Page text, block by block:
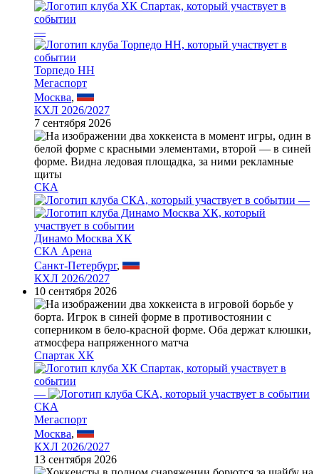
—
Торпедо НН
Мегаспорт
Москва,
КХЛ 2026/2027
7 сентября 2026
СКА
—
Динамо Москва ХК
СКА Арена
Санкт-Петербург,
КХЛ 2026/2027
10 сентября 2026
Спартак ХК
—
СКА
Мегаспорт
Москва,
КХЛ 2026/2027
13 сентября 2026